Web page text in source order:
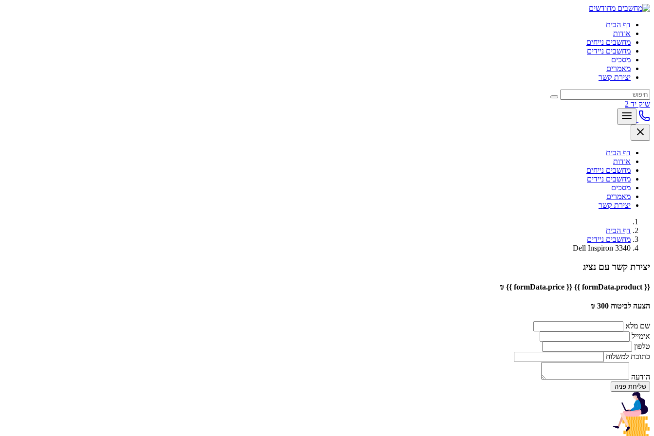
דף הבית
אודות
מחשבים נייחים
מחשבים ניידים
מסכים
מאמרים
יצירת קשר
שוק יד 2
דף הבית
אודות
מחשבים נייחים
מחשבים ניידים
מסכים
מאמרים
יצירת קשר
דף הבית
מחשבים ניידים
Dell Inspiron 3340
יצירת קשר עם נציג
{{ formData.product }}
{{ formData.price }} ₪
הצעה לביטוח 300 ₪
שם מלא
אימייל
טלפון
כתובת למשלוח
הודעה
שליחת פניה